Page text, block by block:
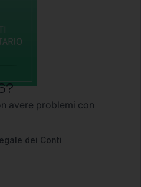
avere problemi con
dei Conti